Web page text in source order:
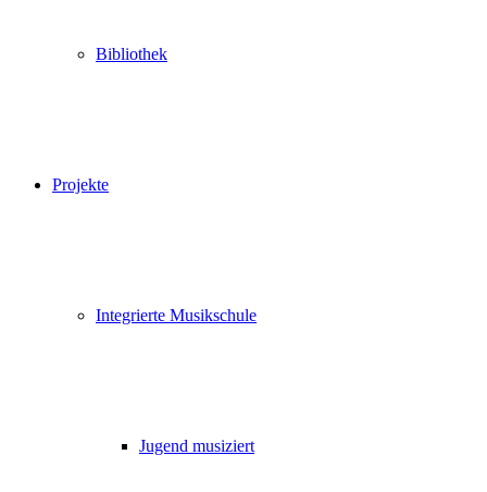
Bibliothek
Projekte
Integrierte Musikschule
Jugend musiziert